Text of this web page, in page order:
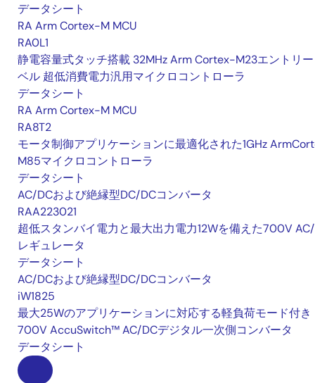
データシート
RA Arm Cortex-M MCU
RA0L1
静電容量式タッチ搭載 32MHz Arm Cortex-M23エントリ
ベル 超低消費電力汎用マイクロコントローラ
データシート
RA Arm Cortex-M MCU
RA8T2
モータ制御アプリケーションに最適化された1GHz
M85マイクロコントローラ
データシート
AC/DCおよび絶縁型DC/DCコンバータ
RAA223021
超低スタンバイ電力と最大出力電力12Wを備えた700V
レギュレータ
データシート
AC/DCおよび絶縁型DC/DCコンバータ
iW1825
最大25Wのアプリケーションに対応する軽負荷モード付き
700V AccuSwitch™ AC/DCデジタル一次側コンバータ
データシート